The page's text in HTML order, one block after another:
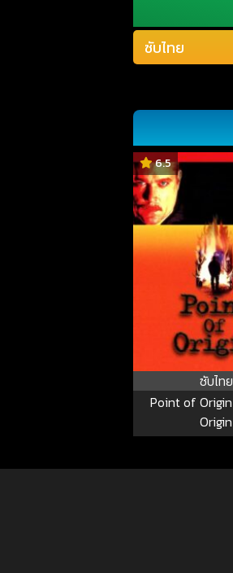
6.5
ซับไทย
Point of
Origin